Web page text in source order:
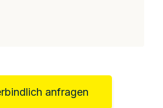
anfragen